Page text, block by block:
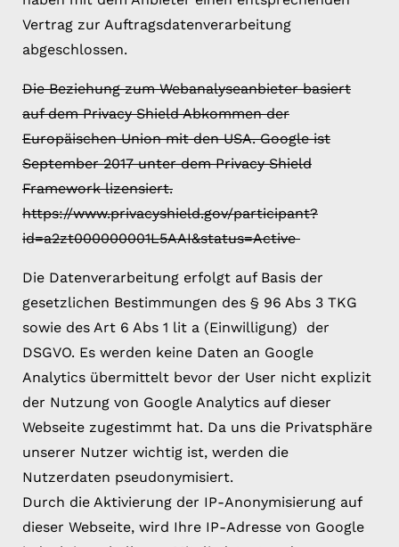
Vertrag zur Auftragsdatenverarbeitung
abgeschlossen.
Die Beziehung zum Webanalyseanbieter basiert
auf dem Privacy Shield Abkommen der
Europäischen Union mit den USA. Google ist
September 2017 unter dem Privacy Shield
Framework lizensiert.
https://www.privacyshield.gov/participant?
id=a2zt000000001L5AAI&status=Active
Die Datenverarbeitung erfolgt auf Basis der
gesetzlichen Bestimmungen des § 96 Abs 3 TKG
sowie des Art 6 Abs 1 lit a (Einwilligung) der
DSGVO. Es werden keine Daten an Google
Analytics übermittelt bevor der User nicht explizit
der Nutzung von Google Analytics auf dieser
Webseite zugestimmt hat. Da uns die Privatsphäre
unserer Nutzer wichtig ist, werden die
Nutzerdaten pseudonymisiert.
Durch die Aktivierung der IP-Anonymisierung auf
dieser Webseite, wird Ihre IP-Adresse von Google